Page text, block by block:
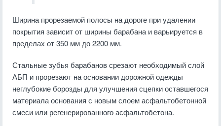
Ширина прорезаемой полосы на дороге при удалении
покрытия зависит от ширины барабана и варьируется в
пределах от 350 мм до 2200 мм.
Стальные зубья барабанов срезают необходимый слой
АБП и прорезают на основании дорожной одежды
неглубокие борозды для улучшения сцепки оставшегося
материала основания с новым слоем асфальтобетонной
смеси или регенерированного асфальтобетона.